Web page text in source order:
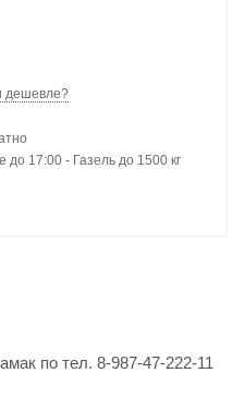
дешевле?
до 17:00 - Газель до 1500 кг
по тел. 8-987-47-222-11